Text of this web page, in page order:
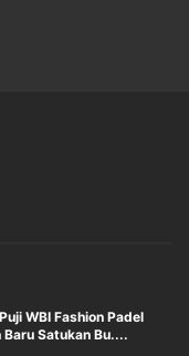
WBI Fashion Padel
Satukan Bu....